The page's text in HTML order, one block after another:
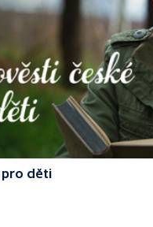
pro děti